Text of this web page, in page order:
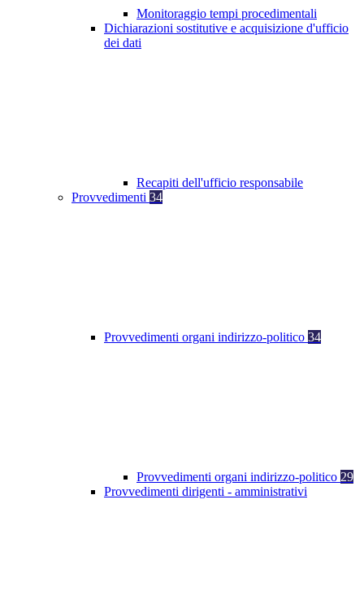
Monitoraggio tempi procedimentali
Dichiarazioni sostitutive e acquisizione d'ufficio
dei dati
Recapiti dell'ufficio responsabile
Provvedimenti 34
Provvedimenti organi indirizzo-politico 34
Provvedimenti organi indirizzo-politico 29
Provvedimenti dirigenti - amministrativi